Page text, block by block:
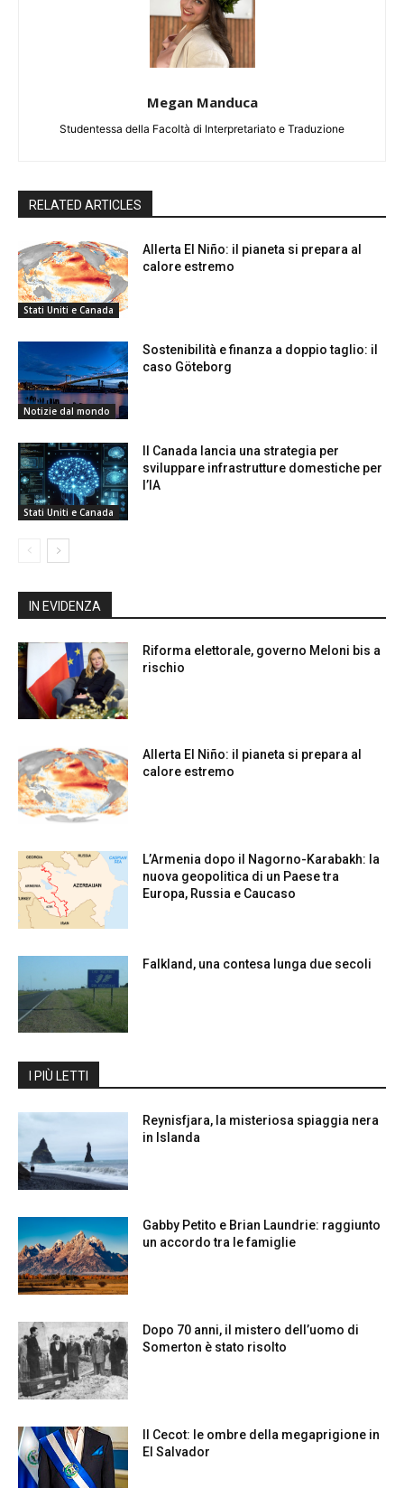
Megan Manduca
Studentessa della Facoltà di Interpretariato e Traduzione
RELATED ARTICLES
Stati Uniti e Canada
Allerta El Niño: il pianeta si prepara al
calore estremo
Notizie dal mondo
Sostenibilità e finanza a doppio taglio: il
caso Göteborg
Stati Uniti e Canada
Il Canada lancia una strategia per
sviluppare infrastrutture domestiche per
l’IA
IN EVIDENZA
Riforma elettorale, governo Meloni bis a
rischio
Allerta El Niño: il pianeta si prepara al
calore estremo
L’Armenia dopo il Nagorno-Karabakh: la
nuova geopolitica di un Paese tra
Europa, Russia e Caucaso
Falkland, una contesa lunga due secoli
I PIÙ LETTI
Reynisfjara, la misteriosa spiaggia nera
in Islanda
Gabby Petito e Brian Laundrie: raggiunto
un accordo tra le famiglie
Dopo 70 anni, il mistero dell’uomo di
Somerton è stato risolto
Il Cecot: le ombre della megaprigione in
El Salvador